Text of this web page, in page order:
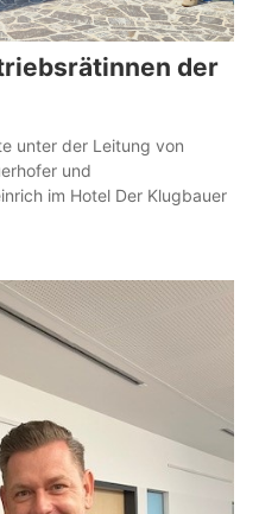
der
unter der Leitung von
und
im Hotel Der Klugbauer